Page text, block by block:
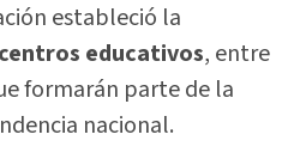
estableció la
educativos, entre
formarán parte de la
nacional.